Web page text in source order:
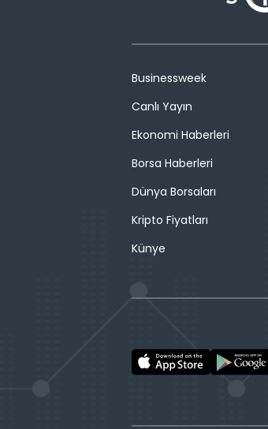
Businessweek
Canlı Yayın
Ekonomi Haberleri
Borsa Haberleri
Dünya Borsaları
Kripto Fiyatları
Künye